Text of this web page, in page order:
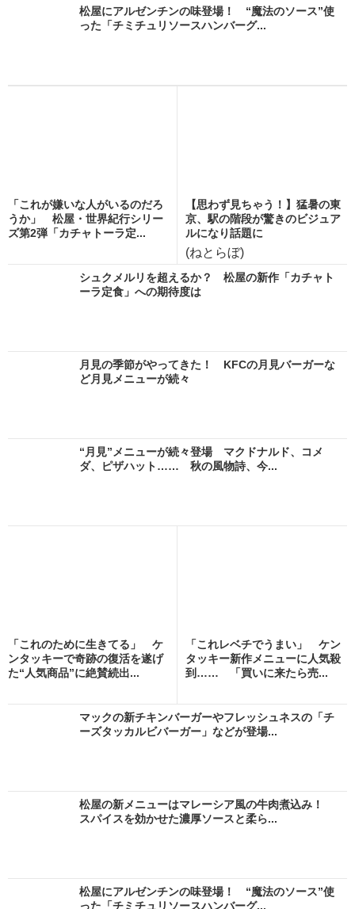
松屋にアルゼンチンの味登場！ “魔法のソース”使
った「チミチュリソースハンバーグ...
「これが嫌いな人がいるのだろ
うか」 松屋・世界紀行シリー
ズ第2弾「カチャトーラ定...
【思わず見ちゃう！】猛暑の東
京、駅の階段が驚きのビジュア
ルになり話題に
(ねとらぼ)
シュクメルリを超えるか？ 松屋の新作「カチャト
ーラ定食」への期待度は
月見の季節がやってきた！ KFCの月見バーガーな
ど月見メニューが続々
“月見”メニューが続々登場 マクドナルド、コメ
ダ、ピザハット…… 秋の風物詩、今...
「これのために生きてる」 ケ
ンタッキーで奇跡の復活を遂げ
た“人気商品”に絶賛続出...
「これレベチでうまい」 ケン
タッキー新作メニューに人気殺
到…… 「買いに来たら売...
マックの新チキンバーガーやフレッシュネスの「チ
ーズタッカルビバーガー」などが登場...
松屋の新メニューはマレーシア風の牛肉煮込み！
スパイスを効かせた濃厚ソースと柔ら...
松屋にアルゼンチンの味登場！ “魔法のソース”使
った「チミチュリソースハンバーグ...